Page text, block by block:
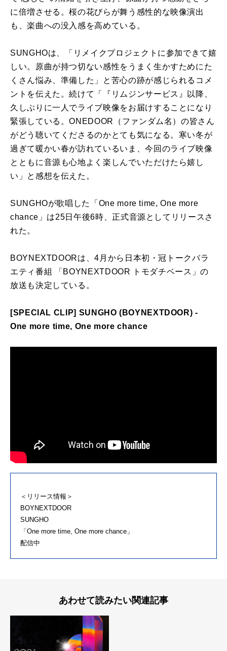
に倍増させる。桜の花びらが舞う感性的な映像演出
も、楽曲への没入感を高めている。
SUNGHOは、「リメイクプロジェクトに参加できて嬉
しい。原曲が持つ切ない感性をうまく生かすためにた
くさん悩み、準備した」と苦心の跡が感じられるコメ
ントを伝えた。続けて「『リムジンサービス』以降、
久しぶりに一人でライブ映像をお届けすることになり
緊張している。ONEDOOR（ファンダム名）の皆さん
がどう聴いてくださるのかとても気になる。寒い冬が
過ぎて暖かい春が訪れているいま、今回のライブ映像
とともに音源も心地よく楽しんでいただけたら嬉し
い」と感想を伝えた。
SUNGHOが歌唱した「One more time, One more
chance」は25日午後6時、正式音源としてリリースさ
れた。
BOYNEXTDOORは、4月から日本初・冠トークバラ
エティ番組 「BOYNEXTDOOR トモダチベース」の
放送も決定している。
[SPECIAL CLIP] SUNGHO (BOYNEXTDOOR) -
One more time, One more chance
＜リリース情報＞
BOYNEXTDOOR
SUNGHO
「One more time, One more chance」
配信中
あわせて読みたい関連記事